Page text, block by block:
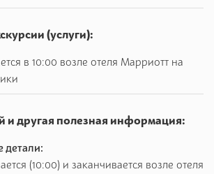
(услуги):
в 10:00 возле отеля Марриотт на
и другая полезная информация:
детали:
(10:00) и заканчивается возле отеля